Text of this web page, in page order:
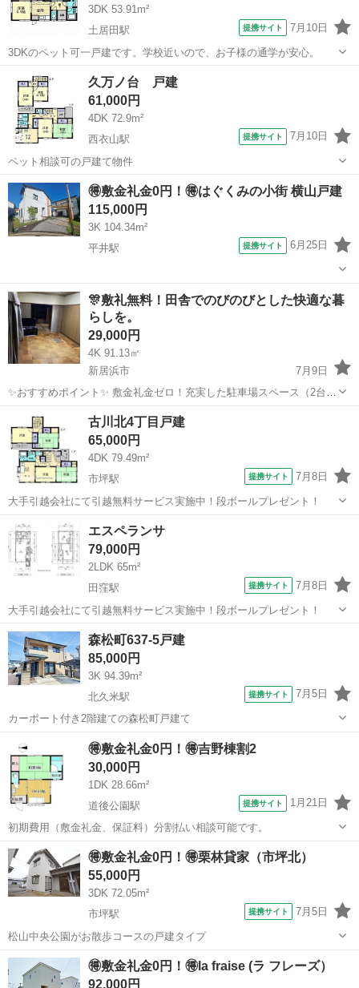
3DK 53.91m²
土居田駅
提携サイト 7月10日
3DKのペット可一戸建です。学校近いので、お子様の通学が安心。
愛媛 土居田駅 一戸建て
久万ノ台 戸建
61,000円
4DK 72.9m²
西衣山駅
提携サイト 7月10日
ペット相談可の戸建て物件
愛媛 松山市 西衣山駅 一戸建て
🉐敷金礼金0円！🉐はぐくみの小街 横山戸建
115,000円
3K 104.34m²
平井駅
提携サイト 6月25日
愛媛 松山市 平井駅 一戸建て
🎊敷礼無料！田舎でのびのびとした快適な暮
らしを。
29,000円
4K 91.13㎡
新居浜市
7月9日
✨️おすすめポイント✨️ 敷金礼金ゼロ！充実した駐車場スペース（2台以
上無料）、独立洗面所、TVインターホン完備。ペットと入居可！DIY
も楽しめる自由な住空間です。 ■物件名：26540 篠場町戸建 ■建物種
別：一戸建 ...
愛媛 新居浜市 一戸建て 無料
古川北4丁目戸建
65,000円
4DK 79.49m²
市坪駅
提携サイト 7月8日
大手引越会社にて引越無料サービス実施中！段ボールプレゼント！
愛媛 松山市 一戸建て
エスペランサ
79,000円
2LDK 65m²
田窪駅
提携サイト 7月8日
大手引越会社にて引越無料サービス実施中！段ボールプレゼント！
愛媛 東温市 田窪駅 一戸建て
森松町637-5戸建
85,000円
3K 94.39m²
北久米駅
提携サイト 7月5日
カーポート付き2階建ての森松町戸建て
愛媛 北久米駅 一戸建て
🉐敷金礼金0円！🉐吉野棟割2
30,000円
1DK 28.66m²
道後公園駅
提携サイト 1月21日
初期費用（敷金礼金、保証料）分割払い相談可能です。
愛媛 松山市 道後公園駅 一戸建て
🉐敷金礼金0円！🉐栗林貸家（市坪北）
55,000円
3DK 72.05m²
市坪駅
提携サイト 7月5日
松山中央公園がお散歩コースの戸建タイプ
愛媛 松山市 市坪駅 一戸建て
🉐敷金礼金0円！🉐la fraise (ラ フレーズ）
92,000円